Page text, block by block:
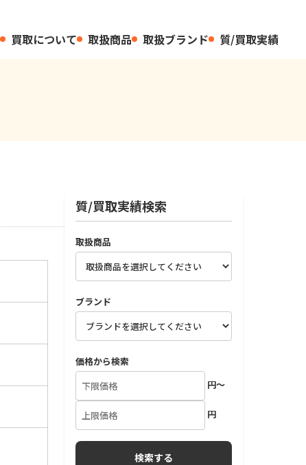
買取について 取扱商品 取扱ブランド 質/買取実績
質/買取実績検索
取扱商品
ブランド
価格から検索
円～
円